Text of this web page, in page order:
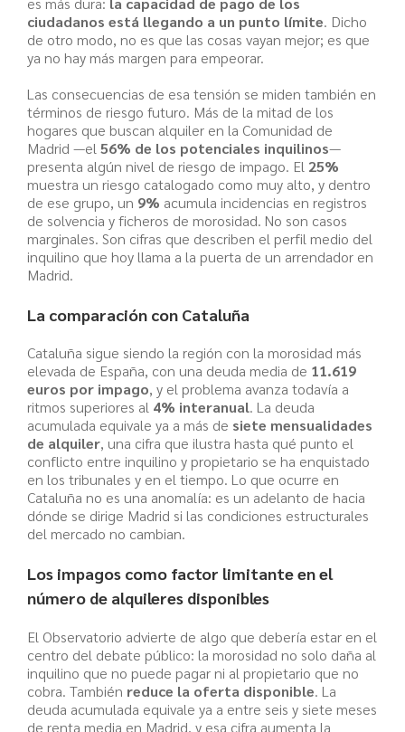
ciudadanos está llegando a un punto límite. Dicho
de otro modo, no es que las cosas vayan mejor; es que
ya no hay más margen para empeorar.
Las consecuencias de esa tensión se miden también en
términos de riesgo futuro. Más de la mitad de los
hogares que buscan alquiler en la Comunidad de
Madrid —el 56% de los potenciales inquilinos—
presenta algún nivel de riesgo de impago. El 25%
muestra un riesgo catalogado como muy alto, y dentro
de ese grupo, un 9% acumula incidencias en registros
de solvencia y ficheros de morosidad. No son casos
marginales. Son cifras que describen el perfil medio del
inquilino que hoy llama a la puerta de un arrendador en
Madrid.
La comparación con Cataluña
Cataluña sigue siendo la región con la morosidad más
elevada de España, con una deuda media de 11.619
euros por impago, y el problema avanza todavía a
ritmos superiores al 4% interanual. La deuda
acumulada equivale ya a más de siete mensualidades
de alquiler, una cifra que ilustra hasta qué punto el
conflicto entre inquilino y propietario se ha enquistado
en los tribunales y en el tiempo. Lo que ocurre en
Cataluña no es una anomalía: es un adelanto de hacia
dónde se dirige Madrid si las condiciones estructurales
del mercado no cambian.
Los impagos como factor limitante en el
número de alquileres disponibles
El Observatorio advierte de algo que debería estar en el
centro del debate público: la morosidad no solo daña al
inquilino que no puede pagar ni al propietario que no
cobra. También reduce la oferta disponible. La
deuda acumulada equivale ya a entre seis y siete meses
de renta media en Madrid, y esa cifra aumenta la